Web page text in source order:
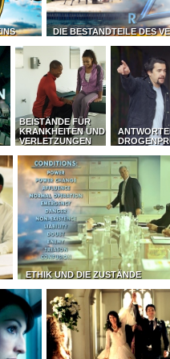
DIE BESTANDTEILE DES
BEISTÄNDE FÜR
KRANKHEITEN UND
VERLETZUNGEN
ETHIK UND DIE ZUSTÄNDE